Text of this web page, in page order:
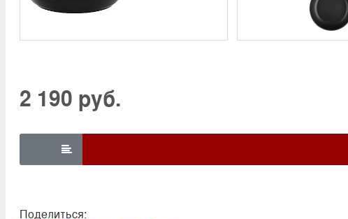
2 190 руб.

Поделиться: